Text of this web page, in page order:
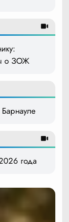
о ЗОЖ
года